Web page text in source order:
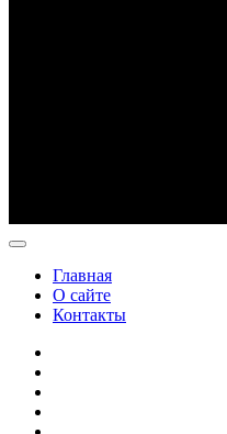
Главная
О сайте
Контакты